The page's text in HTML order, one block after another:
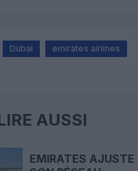
Dubai emirates airlines
AUSSI
EMIRATES AJUSTE